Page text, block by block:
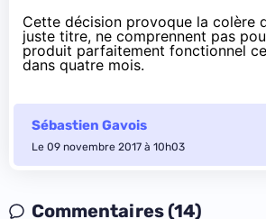
Cette décision provoque la colère
juste titre, ne comprennent pas
produit parfaitement fonctionnel
dans quatre mois.
Sébastien Gavois
Le 09 novembre 2017 à 10h03
Commentaires (14)